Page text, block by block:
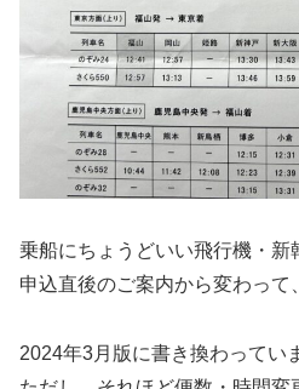
乗船にちょうどいい飛行機・新
申込直後のご案内から変わって、
2024年3月版に書き換わってい